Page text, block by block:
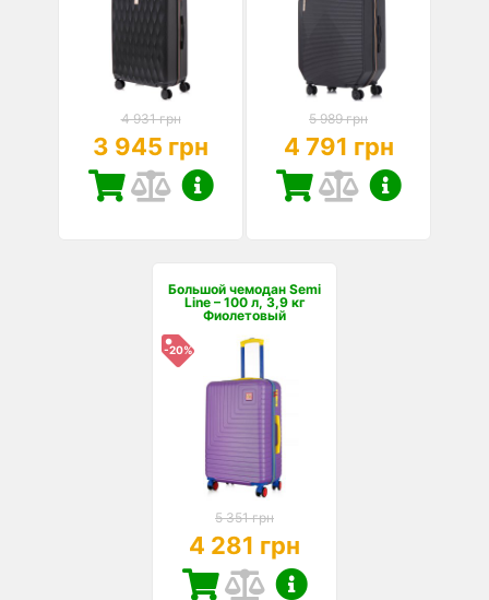
4 931 грн
3 945 грн
5 989 грн
4 791 грн
Большой чемодан Semi
Line – 100 л, 3,9 кг
Фиолетовый
-20%
5 351 грн
4 281 грн